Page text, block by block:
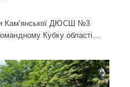
Кам'янської ДЮСШ №3
Кубку області…